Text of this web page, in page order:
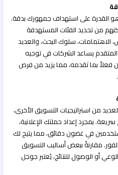
القدرة على استهداف جمهورك بدقة.
من تحديد الفئات المستهدفة
الاهتمامات، سلوك البحث، والعديد
يساعد الشركات في توجيه
فعلاً بما تقدمه، مما يزيد من فرص
من استراتيجيات التسويق الأخرى،
بمجرد إعداد حملتك الإعلانية،
في غضون دقائق، مما يتيح لك
مقارنةً ببعض أساليب التسويق
أو الوصول للنتائج، يُعتبر جوجل